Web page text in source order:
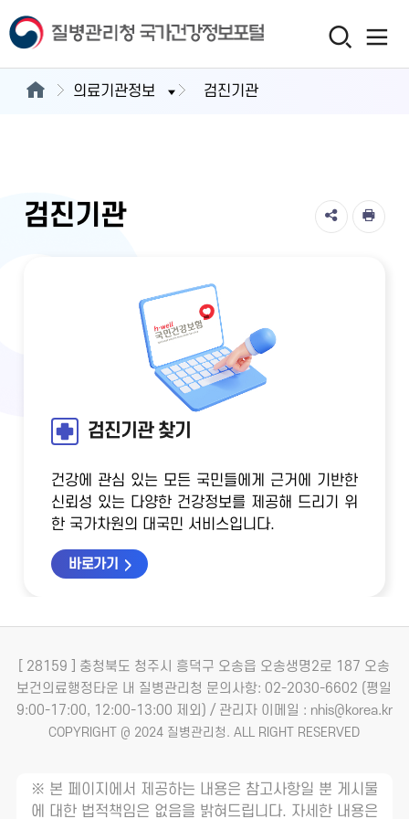
의료기관정보 검진기관
검진기관
검진기관 찾기
건강에 관심 있는 모든 국민들에게 근거에 기반한
신뢰성 있는 다양한 건강정보를 제공해 드리기 위
한 국가차원의 대국민 서비스입니다.
바로가기
[ 28159 ] 충청북도 청주시 흥덕구 오송읍 오송생명2로 187 오송
보건의료행정타운 내 질병관리청 문의사항: 02-2030-6602 (평일
9:00-17:00, 12:00-13:00 제외) / 관리자 이메일 : nhis@korea.kr
COPYRIGHT @ 2024 질병관리청. ALL RIGHT RESERVED
※ 본 페이지에서 제공하는 내용은 참고사항일 뿐 게시물
에 대한 법적책임은 없음을 밝혀드립니다. 자세한 내용은